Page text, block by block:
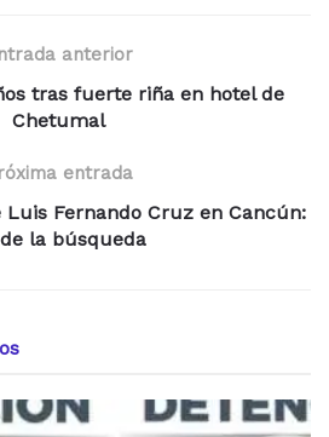
anterior
tras fuerte riña en hotel de
Chetumal
entrada
Fernando Cruz en Cancún:
la búsqueda